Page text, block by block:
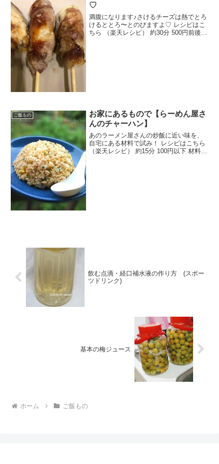
♡
満腹になります♪さけるチーズは熱でとろ
けるととろ〜とのびますよ♡ レシピはこ
ちら （楽天レシピ） 約30分 500円前後
ご飯もの
お家にあるもので【らーめん屋さ
んのチャーハン】
あのラーメン屋さんの炒飯に近い味を、
自宅にある材料で試み！ レシピはこちら
（楽天レシピ） 約15分 100円以下 材料卵
飲む点滴・経口補水液の作り方 (スポー
ツドリンク)
基本の梅ジュース
ホーム ご飯もの